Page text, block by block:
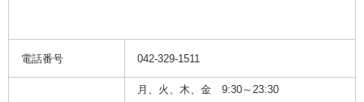
電話番号 042-329-1511
月、火、木、金 9:30～23:30